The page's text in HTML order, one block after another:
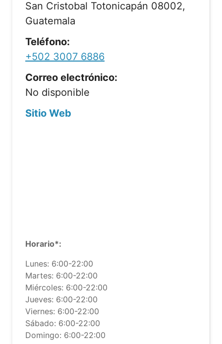
San Cristobal Totonicapán 08002,
Guatemala
Teléfono:
+502 3007 6886
Correo electrónico:
No disponible
Sitio Web
Horario*:
Lunes: 6:00-22:00
Martes: 6:00-22:00
Miércoles: 6:00-22:00
Jueves: 6:00-22:00
Viernes: 6:00-22:00
Sábado: 6:00-22:00
Domingo: 6:00-22:00